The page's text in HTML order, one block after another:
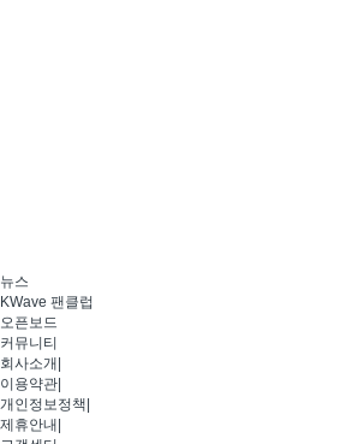
뉴스
KWave 팬클럽
오픈보드
커뮤니티
회사소개
이용약관
개인정보정책
제휴안내